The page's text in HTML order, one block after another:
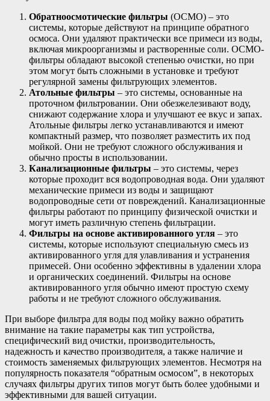
Обратноосмотические фильтры (ОСМО) – это
системы, которые действуют на принципе обратного
осмоса. Они удаляют практически все примеси из воды,
включая микроорганизмы и растворенные соли. ОСМО-
фильтры обладают высокой степенью очистки, но при
этом могут быть сложными в установке и требуют
регулярной замены фильтрующих элементов.
Атольные фильтры – это системы, основанные на
проточном фильтровании. Они обезжелезивают воду,
снижают содержание хлора и улучшают ее вкус и запах.
Атольные фильтры легко устанавливаются и имеют
компактный размер, что позволяет разместить их под
мойкой. Они не требуют сложного обслуживания и
обычно просты в использовании.
Канализационные фильтры – это системы, через
которые проходит вся водопроводная вода. Они удаляют
механические примеси из воды и защищают
водопроводные сети от повреждений. Канализационные
фильтры работают по принципу физической очистки и
могут иметь различную степень фильтрации.
Фильтры на основе активированного угля – это
системы, которые используют специальную смесь из
активированного угля для улавливания и устранения
примесей. Они особенно эффективны в удалении хлора
и органических соединений. Фильтры на основе
активированного угля обычно имеют простую схему
работы и не требуют сложного обслуживания.
При выборе фильтра для воды под мойку важно обратить
внимание на такие параметры как тип устройства,
специфический вид очистки, производительность,
надежность и качество производителя, а также наличие и
стоимость заменяемых фильтрующих элементов. Несмотря на
популярность показателя “обратным осмосом”, в некоторых
случаях фильтры других типов могут быть более удобными и
эффективными для вашей ситуации.